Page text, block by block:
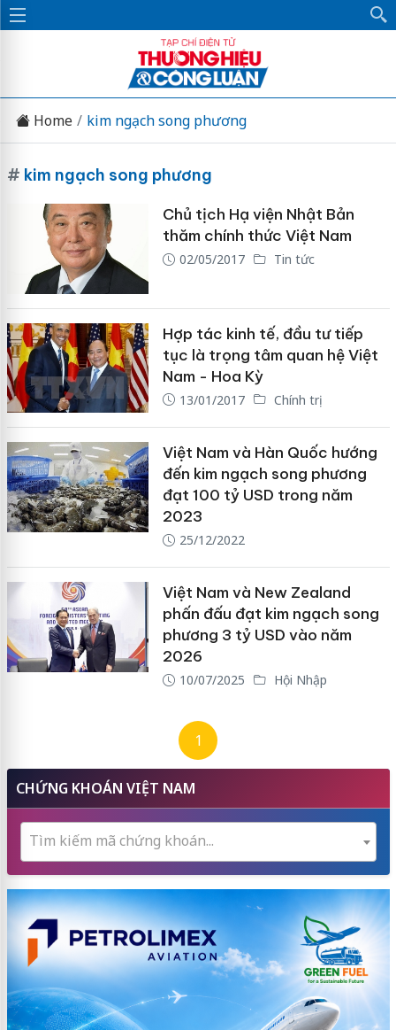
Home kim ngạch song phương
# kim ngạch song phương
Chủ tịch Hạ viện Nhật Bản
thăm chính thức Việt Nam
02/05/2017 Tin tức
Hợp tác kinh tế, đầu tư tiếp
tục là trọng tâm quan hệ Việt
Nam - Hoa Kỳ
13/01/2017 Chính trị
Việt Nam và Hàn Quốc hướng
đến kim ngạch song phương
đạt 100 tỷ USD trong năm
2023
25/12/2022
Việt Nam và New Zealand
phấn đấu đạt kim ngạch song
phương 3 tỷ USD vào năm
2026
10/07/2025 Hội Nhập
1
CHỨNG KHOÁN VIỆT NAM
Tìm kiếm mã chứng khoán...